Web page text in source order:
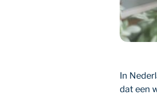
In
dat een